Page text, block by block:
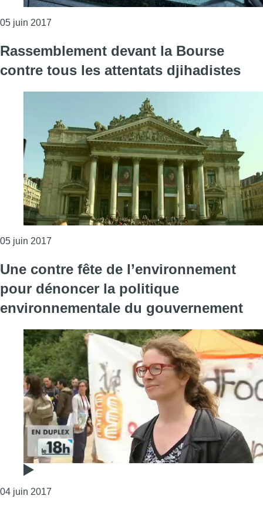
05 juin 2017
Rassemblement devant la Bourse
contre tous les attentats djihadistes
05 juin 2017
Une contre fête de l’environnement
pour dénoncer la politique
environnementale du gouvernement
04 juin 2017